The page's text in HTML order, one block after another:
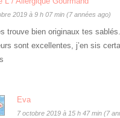
2019 à 9 h 07 min (7 années ago)
trouve bien originaux tes
sont excellentes, j’en sis
Eva
7 octobre 2019 à 15 h 47 min (7